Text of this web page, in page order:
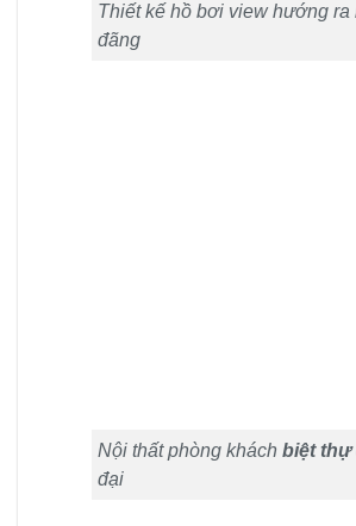
Thiết kế hồ bơi view hướng
đãng
Nội thất phòng khách biệt thự
đại